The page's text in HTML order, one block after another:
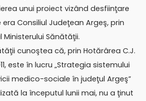
unui proiect vizând desfiinţare
Consiliul Judeţean Argeş, prin
Ministerului Sănătăţii.
cunoştea că, prin Hotărârea C.J.
este în lucru „Strategia sistemului
medico-sociale în judeţul Argeş”
la începutul lunii mai, nu a ţinut